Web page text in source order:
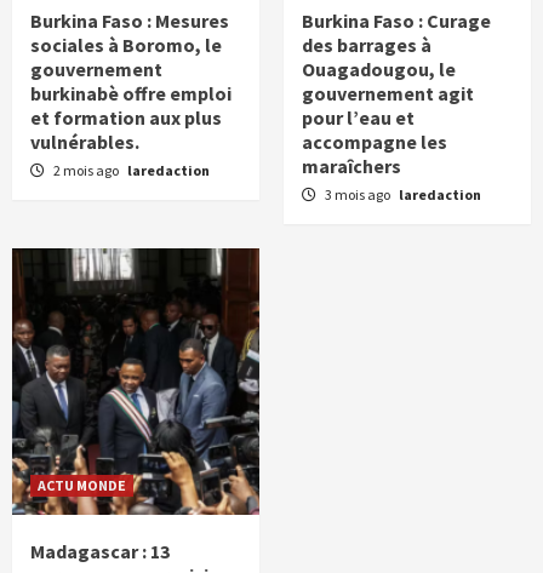
Burkina Faso : Mesures
sociales à Boromo, le
gouvernement
burkinabè offre emploi
et formation aux plus
vulnérables.
2 mois ago laredaction
Burkina Faso : Curage
des barrages à
Ouagadougou, le
gouvernement agit
pour l’eau et
accompagne les
maraîchers
3 mois ago laredaction
ACTU MONDE
Madagascar : 13